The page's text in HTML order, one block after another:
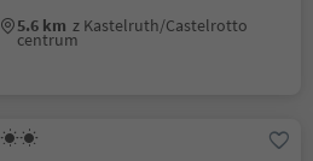
5.6 km z Kastelruth/Castelrotto
centrum